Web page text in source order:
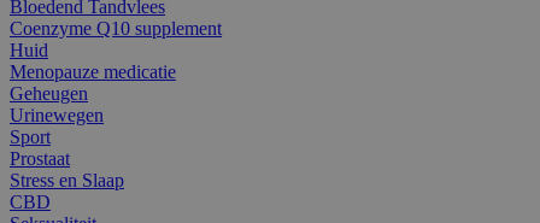
Bloedend Tandvlees
Coenzyme Q10 supplement
Huid
Menopauze medicatie
Geheugen
Urinewegen
Sport
Prostaat
Stress en Slaap
CBD